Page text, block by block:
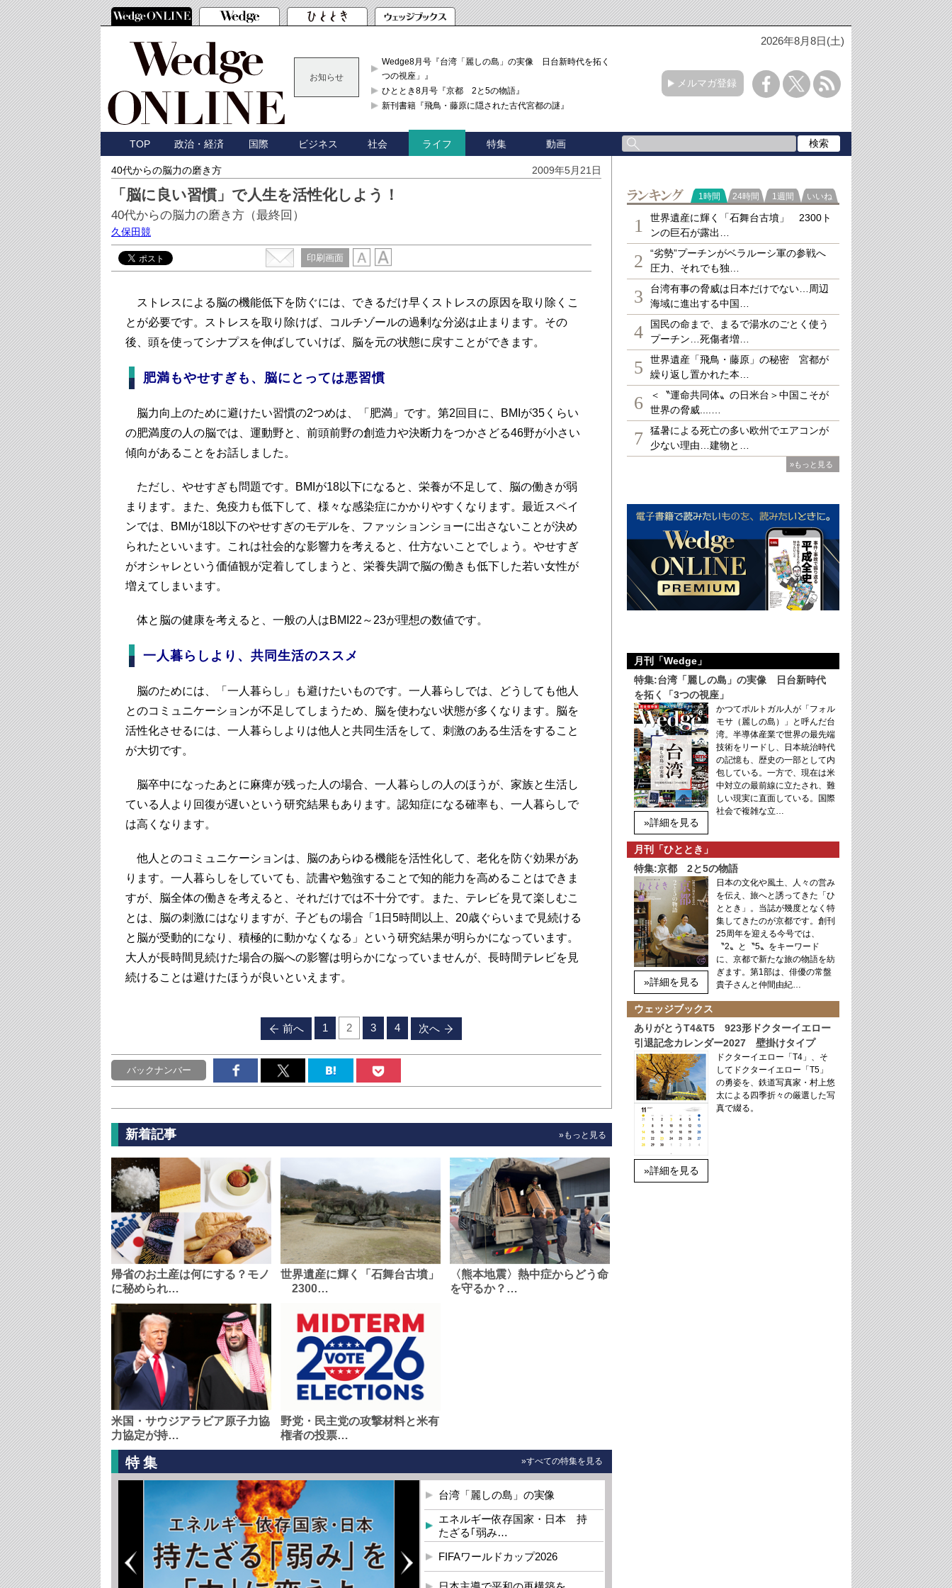
2026年8月8日(土)
お知らせ
Wedge8月号『台湾「麗しの島」の実像 日台新時代を拓く「3
つの視座」』
ひととき8月号『京都 2と5の物語』
新刊書籍『飛鳥・藤原に隠された古代宮都の謎』
メルマガ登録
TOP 政治・経済 国際 ビジネス 社会 ライフ 特集 動画
40代からの脳力の磨き方 2009年5月21日
「脳に良い習慣」で人生を活性化しよう！
40代からの脳力の磨き方（最終回）
久保田競
印刷画面
ストレスによる脳の機能低下を防ぐには、できるだけ早くストレスの原因を取り除くこ
とが必要です。ストレスを取り除けば、コルチゾールの過剰な分泌は止まります。その
後、頭を使ってシナプスを伸ばしていけば、脳を元の状態に戻すことができます。
肥満もやせすぎも、脳にとっては悪習慣
脳力向上のために避けたい習慣の2つめは、「肥満」です。第2回目に、BMIが35くらい
の肥満度の人の脳では、運動野と、前頭前野の創造力や決断力をつかさどる46野が小さい
傾向があることをお話しました。
ただし、やせすぎも問題です。BMIが18以下になると、栄養が不足して、脳の働きが弱
まります。また、免疫力も低下して、様々な感染症にかかりやすくなります。最近スペイ
ンでは、BMIが18以下のやせすぎのモデルを、ファッションショーに出さないことが決め
られたといいます。これは社会的な影響力を考えると、仕方ないことでしょう。やせすぎ
がオシャレという価値観が定着してしまうと、栄養失調で脳の働きも低下した若い女性が
増えてしまいます。
体と脳の健康を考えると、一般の人はBMI22～23が理想の数値です。
一人暮らしより、共同生活のススメ
脳のためには、「一人暮らし」も避けたいものです。一人暮らしでは、どうしても他人
とのコミュニケーションが不足してしまうため、脳を使わない状態が多くなります。脳を
活性化させるには、一人暮らしよりは他人と共同生活をして、刺激のある生活をすること
が大切です。
脳卒中になったあとに麻痺が残った人の場合、一人暮らしの人のほうが、家族と生活し
ている人より回復が遅いという研究結果もあります。認知症になる確率も、一人暮らしで
は高くなります。
他人とのコミュニケーションは、脳のあらゆる機能を活性化して、老化を防ぐ効果があ
ります。一人暮らしをしていても、読書や勉強することで知的能力を高めることはできま
すが、脳全体の働きを考えると、それだけでは不十分です。また、テレビを見て楽しむこ
とは、脳の刺激にはなりますが、子どもの場合「1日5時間以上、20歳ぐらいまで見続ける
と脳が受動的になり、積極的に動かなくなる」という研究結果が明らかになっています。
大人が長時間見続けた場合の脳への影響は明らかになっていませんが、長時間テレビを見
続けることは避けたほうが良いといえます。
前へ 1 2 3 4 次へ
バックナンバー
新着記事 »もっと見る
帰省のお土産は何にする？モノ
に秘められ…
世界遺産に輝く「石舞台古墳」
2300…
〈熊本地震〉熱中症からどう命
を守るか？…
米国・サウジアラビア原子力協
力協定が持…
野党・民主党の攻撃材料と米有
権者の投票…
特集 »すべての特集を見る
台湾「麗しの島」の実像
エネルギー依存国家・日本 持
たざる｢弱み…
FIFAワールドカップ2026
ランキング
1時間 24時間 1週間 いいね
1
世界遺産に輝く「石舞台古墳」 2300ト
ンの巨石が露出…
2
“劣勢”プーチンがベラルーシ軍の参戦へ
圧力、それでも独…
3
台湾有事の脅威は日本だけでない…周辺
海域に進出する中国…
4
国民の命まで、まるで湯水のごとく使う
プーチン…死傷者増…
5
世界遺産「飛鳥・藤原」の秘密 宮都が
繰り返し置かれた本…
6
＜〝運命共同体〟の日米台＞中国こそが
世界の脅威....…
7
猛暑による死亡の多い欧州でエアコンが
少ない理由…建物と…
»もっと見る
月刊「Wedge」
特集:台湾「麗しの島」の実像 日台新時代
を拓く「3つの視座」
»詳細を見る
かつてポルトガル人が「フォル
モサ（麗しの島）」と呼んだ台
湾。半導体産業で世界の最先端
技術をリードし、日本統治時代
の記憶も、歴史の一部として内
包している。一方で、現在は米
中対立の最前線に立たされ、難
しい現実に直面している。国際
社会で複雑な立…
月刊「ひととき」
特集:京都 2と5の物語
»詳細を見る
日本の文化や風土、人々の営み
を伝え、旅へと誘ってきた「ひ
ととき」。当誌が幾度となく特
集してきたのが京都です。創刊
25周年を迎える今号では、
〝2〟と〝5〟をキーワード
に、京都で新たな旅の物語を紡
ぎます。第1部は、俳優の常盤
貴子さんと仲間由紀…
ウェッジブックス
ありがとうT4&T5 923形ドクターイエロー
引退記念カレンダー2027 壁掛けタイプ
»詳細を見る
ドクターイエロー「T4」、そ
してドクターイエロー「T5」
の勇姿を、鉄道写真家・村上悠
太による四季折々の厳選した写
真で綴る。